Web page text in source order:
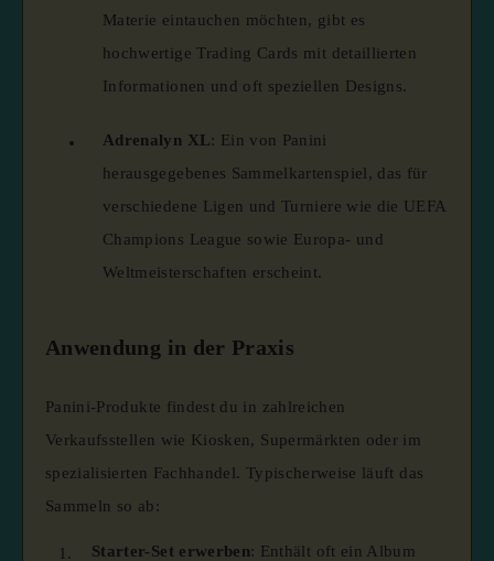
Materie eintauchen möchten, gibt es
hochwertige Trading Cards mit detaillierten
Informationen und oft speziellen Designs.
Adrenalyn XL: Ein von Panini
herausgegebenes Sammelkartenspiel, das für
verschiedene Ligen und Turniere wie die UEFA
Champions League sowie Europa- und
Weltmeisterschaften erscheint.
Anwendung in der Praxis
Panini-Produkte findest du in zahlreichen
Verkaufsstellen wie Kiosken, Supermärkten oder im
spezialisierten Fachhandel. Typischerweise läuft das
Sammeln so ab:
Starter-Set erwerben: Enthält oft ein Album